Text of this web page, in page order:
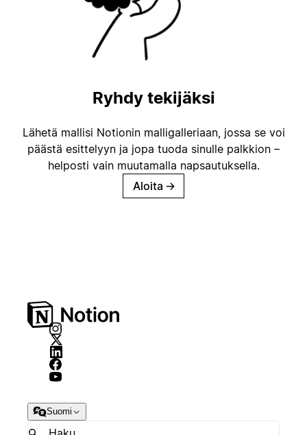
Ryhdy tekijäksi
Lähetä mallisi Notionin malligalleriaan, jossa se voi
päästä esittelyyn ja jopa tuoda sinulle palkkion –
helposti vain muutamalla napsautuksella.
Aloita →
Suomi